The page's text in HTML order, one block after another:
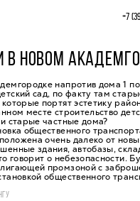
+7
В НОВОМ
напротив дома 1
сад, по факту там
портят эстетику
месте строительство
старые частные дома?
общественного
очень далеко от
здания, автобазы,
говорит о небезопасности.
промзоной с
общественного